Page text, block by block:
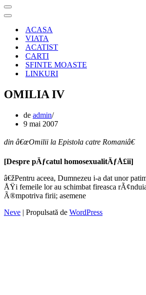
Meniu
de
Meniu
navigareACASA
VIATA
ACATIST
CARTI
SFINTE MOASTE
LINKURI
OMILIA IV
de admin
9 mai 2007
din â€œOmilii la Epistola catre Romaniâ€
[Despre pÄƒcatul homosexualitÄƒÅ£ii]
â€žPentru aceea, Dumnezeu i-a dat unor
ÅŸi femeile lor au schimbat fireasca
Ã®mpotriva firii; asemene
Neve | Propulsată de WordPress